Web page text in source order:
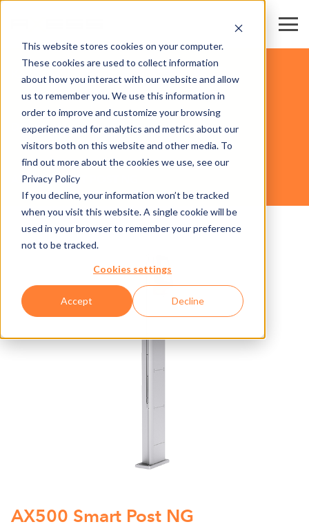
This website stores cookies on your computer.
These cookies are used to collect information
about how you interact with our website and allow
us to remember you. We use this information in
order to improve and customize your browsing
experience and for analytics and metrics about our
visitors both on this website and other media. To
find out more about the cookies we use, see our
Privacy Policy
If you decline, your information won’t be tracked
when you visit this website. A single cookie will be
used in your browser to remember your preference
not to be tracked.
Cookies settings
Accept Decline
AX500 SMART POST NG
DONANIM
KAYAK MERKEZLERİ & TELEFERİKLER
AX500 Smart Post NG